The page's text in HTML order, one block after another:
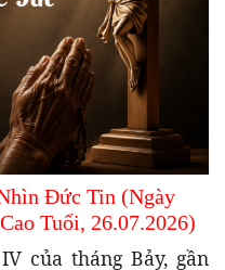
Đức Tin (Ngày
Tuổi, 26.07.2026)
của tháng Bảy, gần